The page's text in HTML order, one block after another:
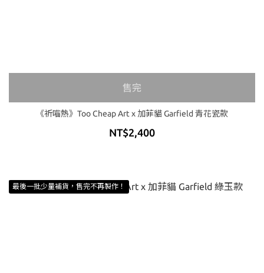
售完
《祈喵熱》Too Cheap Art x 加菲貓 Garfield 青花瓷款
NT$2,400
最後一批少量補貨，售完不再製作！